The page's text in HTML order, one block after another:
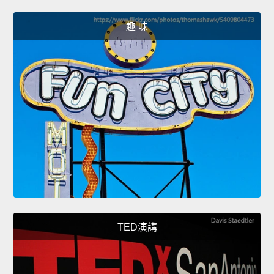
趣 味
TED演講